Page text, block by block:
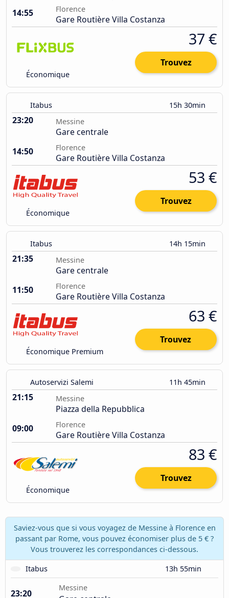
14:55
Florence
Gare Routière Villa Costanza
Économique
37 €
Trouvez
Itabus 15h 30min
23:20 Messine
Gare centrale
14:50
Florence
Gare Routière Villa Costanza
Économique
53 €
Trouvez
Itabus 14h 15min
21:35 Messine
Gare centrale
11:50
Florence
Gare Routière Villa Costanza
Économique Premium
63 €
Trouvez
Autoservizi Salemi 11h 45min
21:15 Messine
Piazza della Repubblica
09:00
Florence
Gare Routière Villa Costanza
Économique
83 €
Trouvez
Saviez-vous que si vous voyagez de Messine à Florence en
passant par Rome, vous pouvez économiser plus de 5 € ?
Vous trouverez les correspondances ci-dessous.
Itabus
13h 55min
23:20
Messine